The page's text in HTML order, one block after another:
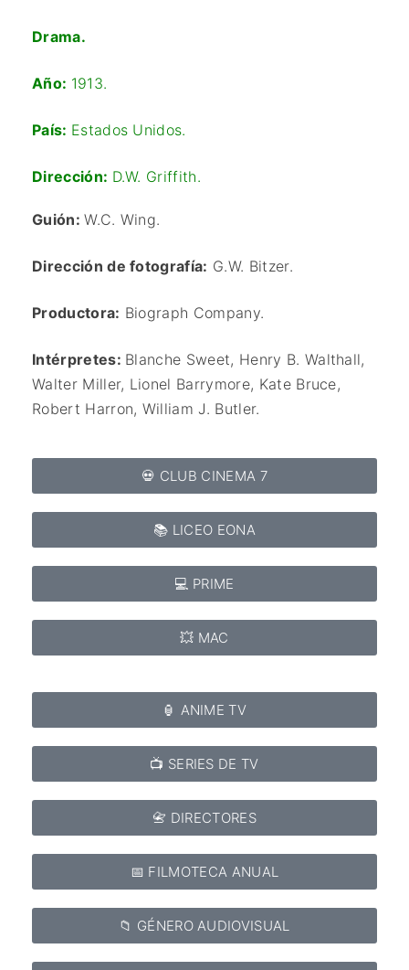
Drama.
Año: 1913.
País: Estados Unidos.
Dirección: D.W. Griffith.
Guión:W.C. Wing.
Dirección de fotografía: G.W. Bitzer.
Productora: Biograph Company.
Intérpretes: Blanche Sweet, Henry B. Walthall,
Walter Miller, Lionel Barrymore, Kate Bruce,
Robert Harron, William J. Butler.
💀 CLUB CINEMA 7
📚 LICEO EONA
💻 PRIME
💥 MAC
🏮 ANIME TV
📺 SERIES DE TV
📇 DIRECTORES
📅 FILMOTECA ANUAL
📁 GÉNERO AUDIOVISUAL